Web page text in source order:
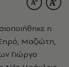
η
Μαζιώτη,
Γιώργο